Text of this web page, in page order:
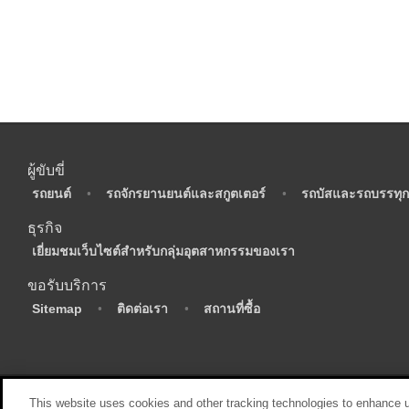
ผู้ขับขี่
รถยนต์ • รถจักรยานยนต์และสกูตเตอร์ • รถบัสและรถบรรทุก
ธุรกิจ
เยี่ยมชมเว็บไซต์สำหรับกลุ่มอุตสาหกรรมของเรา
ขอรับบริการ
Sitemap • ติดต่อเรา • สถานที่ซื้อ
This website uses cookies and other tracking technologies to enhance